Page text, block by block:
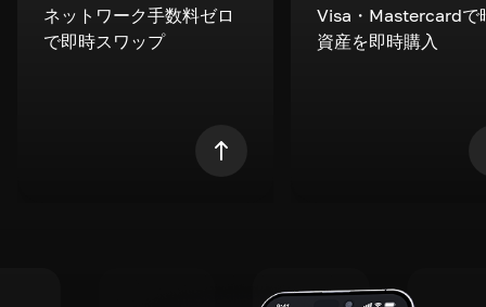
ネットワーク手数料ゼロ
で即時スワップ
Visa・Mastercardで
資産を即時購入